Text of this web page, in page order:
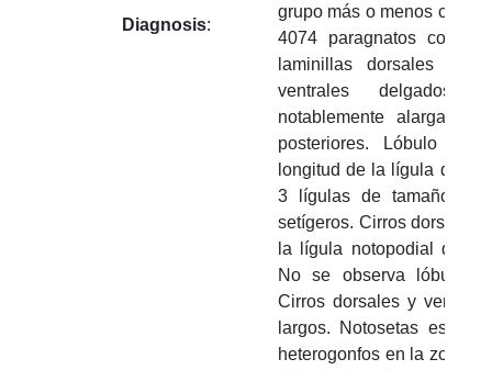
Diagnosis:
grupo más o menos
4074 paragnatos con
laminillas dorsales
ventrales delgados.
notablemente alargada
posteriores. Lóbulo
longitud de la lígula
3 lígulas de tamaño
setígeros. Cirros dorsales
la lígula notopodial
No se observa lóbulo
Cirros dorsales y
largos. Notosetas
heterogonfos en la zona